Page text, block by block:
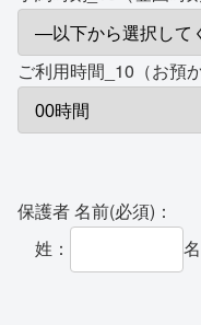
ご利用時間_10（お預
保護者 名前(必須)：
姓：